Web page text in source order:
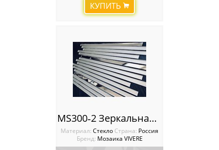
КУПИТЬ
MS300‐2 Зеркальная мозаика VIVERE VANTAGGIO
Материал: Стекло Cтрана: Россия
Бренд: Мозаика VIVERE